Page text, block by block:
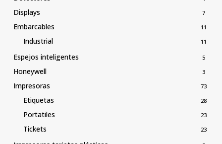
Displays 7
Embarcables 11
Industrial 11
Espejos inteligentes 5
Honeywell 3
Impresoras 73
Etiquetas 28
Portatiles 23
Tickets 23